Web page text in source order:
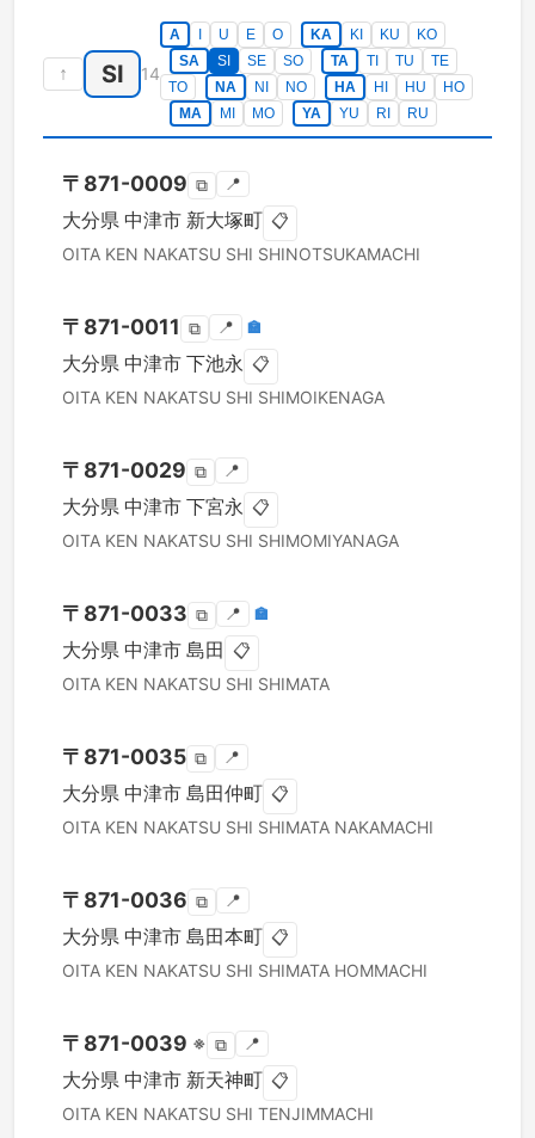
↑ SI 14
A U E O KA KI KU
KO
SA
SI SE SO TA TI TU
TE
TO
NA NI NO HA HI HU
HO
MA
MI MO YA YU RI RU
〒 871-0009 ⧉ 📍
大分県 中津市 新大塚町 📋
OITA KEN NAKATSU SHI SHINOTSUKAMACHI
〒 871-0011 ⧉ 📍 🏣
大分県 中津市 下池永 📋
OITA KEN NAKATSU SHI SHIMOIKENAGA
〒 871-0029 ⧉ 📍
大分県 中津市 下宮永 📋
OITA KEN NAKATSU SHI SHIMOMIYANAGA
〒 871-0033 ⧉ 📍 🏣
大分県 中津市 島田 📋
OITA KEN NAKATSU SHI SHIMATA
〒 871-0035 ⧉ 📍
大分県 中津市 島田仲町 📋
OITA KEN NAKATSU SHI SHIMATA NAKAMACHI
〒 871-0036 ⧉ 📍
大分県 中津市 島田本町 📋
OITA KEN NAKATSU SHI SHIMATA HOMMACHI
〒 871-0039 ※ ⧉ 📍
大分県 中津市 新天神町 📋
OITA KEN NAKATSU SHI TENJIMMACHI